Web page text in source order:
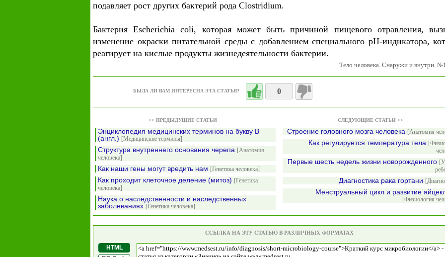
подавляет рост других бактерий рода Clostridium.
Бактерия Escherichia coli, которая может быть причиной пищевого отравления,
изменение окраски питательной среды с добавлением специального рН-индикатора,
реагирует на кислые продукты жизнедеятельности бактерии.
Тело человека. Снаружи и внутри.
БЫЛА ЛИ ВАМ ИНТЕРЕСНА ЭТА СТАТЬЯ? 0
<< ПРЕДЫДУЩИЕ СТАТЬИ
Энциклопедия медицинских терминов на букву B
(англ.) [Медицинские термины]
Структура внутреннего основания черепа [Анатомия
человека]
Как наши гены могут вредить нам [Генетика человека]
Как проходит клеточное деление (митоз) [Генетика
человека]
Наука о наследственности и наследственных
заболеваниях [Генетика человека]
СЛЕДУЮЩИЕ СТАТЬИ >>
Строение головного мозга человека [Анатомия
Как регулируется температура тела
Первые шесть недель жизни новорожденного
Диагностика рака гортани
Менструальный цикл и развитие
[Физиология
ССЫЛКА НА ЭТУ СТАТЬЮ В РАЗЛИЧНЫХ ФОРМАТАХ
HTML